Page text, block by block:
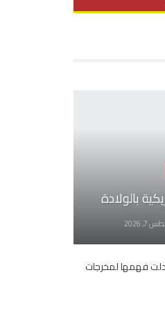
بالولادة
2026
فهمها لمخرجات